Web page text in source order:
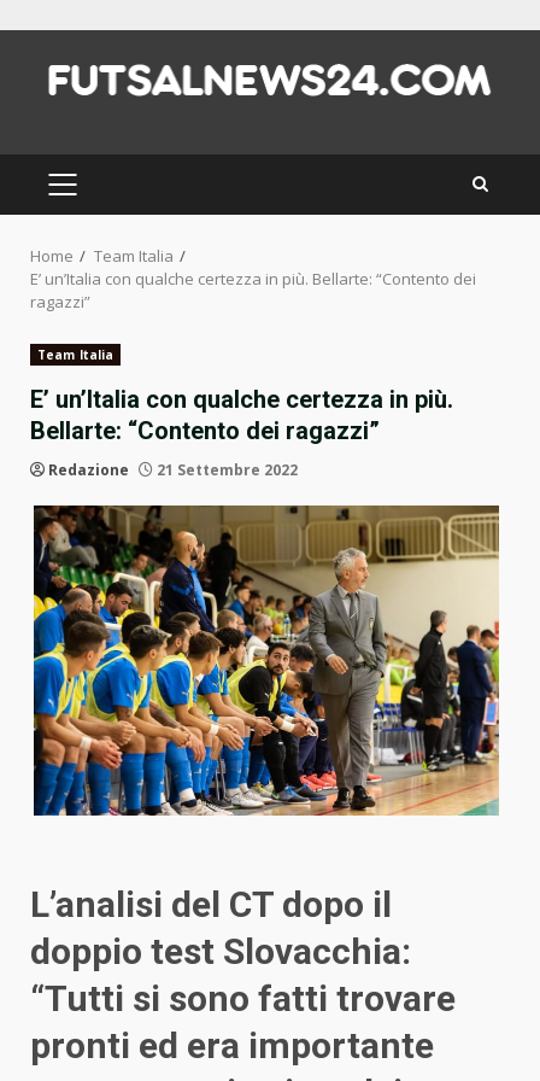
content
PRIMARY
MENU
Home
Team Italia
E’ un’Italia con qualche certezza in più. Bellarte: “Contento dei
ragazzi”
Team Italia
E’ un’Italia con qualche certezza in più.
Bellarte: “Contento dei ragazzi”
Redazione 21 Settembre 2022
L’analisi del CT dopo il
doppio test Slovacchia:
“Tutti si sono fatti trovare
pronti ed era importante